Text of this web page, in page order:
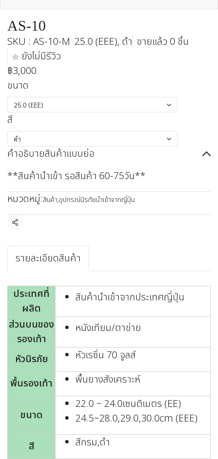
AS-10
SKU : AS-10-M 25.0 (EEE), ดำ ขายแล้ว 0 ชิ้น
ยังไม่มีรีวิว
฿3,000
ขนาด
25.0 (EEE)
สี
ดำ
คำอธิบายสินค้าแบบย่อ
**สินค้านำเข้า รอสินค้า 60-75วัน**
หมวดหมู่:สินค้า,อุปกรณ์นิรภัยนำเข้าจากญี่ปุ่น
แชร์
รายละเอียดสินค้า
ประเทศที่
ผลิต
สินค้านำเข้าจากประเทศญี่ปุ่น
ส่วนบนของ
รองเท้า
หนังเทียม/ตาข่าย
หัวนิรภัย
หัวเรซิ่น 70 จูลส์
พื้นรองเท้า
พื้นยางสังเคราะห์
ขนาด
22.0 ~ 24.0เซนติเมตร (EE)
24.5~28.0,29.0,30.0cm (EEE)
สี
สีกรม,ดำ